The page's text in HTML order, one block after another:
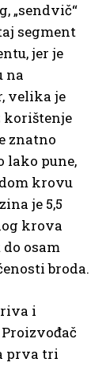
„sendvič“
segment
jer je
na
velika je
korištenje
znatno
pune,
krovu
je 5,5
krova
osam
broda.
i
prva tri